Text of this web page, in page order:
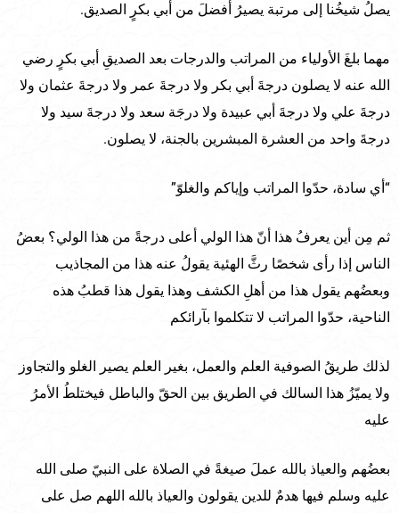
يصلُ شيخُنا إلى مرتبة يصيرُ أفضلَ من أبي بكرٍ الصديق.
مهما بلغَ الأولياء من المراتب والدرجات بعد الصديقِ أبي بكرٍ رضي
الله عنه لا يصلون درجةَ أبي بكر ولا درجةَ عمر ولا درجةَ عثمان ولا
درجةَ علي ولا درجةَ أبي عبيدة ولا درجَة سعد ولا درجةَ سيد ولا
درجةَ واحد من العشرة المبشرين بالجنة، لا يصلون.
“أي سادة، حدّوا المراتب وإياكم والغلوّ”
ثم مِن أين يعرفُ هذا أنّ هذا الولي أعلى درجةً من هذا الولي؟ بعضُ
الناس إذا رأى شخصًا رثَّ الهئية يقولُ عنه هذا من المجاذيب
وبعضُهم يقول هذا من أهلِ الكشف وهذا يقول هذا قطبُ هذه
الناحية، حدّوا المراتب لا تتكلموا بآرائكم
لذلك طريقُ الصوفية العلم والعمل، بغير العلم يصير الغلو والتجاوز
ولا يميّزُ هذا السالك في الطريق بين الحقّ والباطل فيختلطُ الأمرُ
عليه
بعضُهم والعياذ بالله عملَ صيغةً في الصلاة على النبيّ صلى الله
عليه وسلم فيها هدمٌ للدين يقولون والعياذ بالله اللهم صل على